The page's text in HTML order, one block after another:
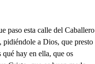
y estaréis vos, y aún la casa, en las Indias Orrentales: yo he de llevar el dinero. Templaos. . No has que templarme, Advertid . Es un bribón, embustero, saltimbanquí. A quién habla infamemente, la espada ha de castigarle Qe, rinde; Ah, pícaro. Tened, oíd, vos causasteis este riesgo: vuestras cosas, Don Juan, son intolerables. Qué también me reñís vos? pues vos habéis de fiarme. Yo fiaros? un demonio. Toma, bribón, esa clave. Pues, diablo, yo que te he hecho, Tened, no se mueva nadie: a señor Don Aniceto, Qué tenemos? Qué galante! para que no pongáis duda en que yo mañana os pague, hay quien quiera fiador salir de deuda tan grande. Como a mí se me asegure, me convengo. . Pues constante palabra os dos. . Esperad, que para dificultades ma ores os busco yo, y no quiero malograrle, a quien sé que tadro debo, la ga lantería, que hace por mí el señor Don Antonio. Qué irá a decir? Dios me saque de tu boca. Fiador mío asegura ahora que sale. Yo, pues, por qué causa había de no estar de ese dictamen? Decís esto? . Claro está. Y que haréis luego pagarle a este hidalgo? . Ya se ve. Pues Don Diego, yo esta tarde iré a casa de Laura bella, que allí quedó en aguardarme Seráfina: vos ya oís, . lo que Don Antonio sabe hacer por nuestra amistad, seguidle hoy, y no dejarle hasta que os haga un papel; y si esto no se lograre, ad a mi casa, que ofrezco, por cuanto puede jurarse, teneros en esta mano el dinero, y entregarle. Sienta Palacio, iré con vos. . Mi planta me vale, que sino, volaba el cuento. Don Antonio, si gustaréis, esta tarde, a Serafina iremos a ver. Me place. Vaya Uña, seo matón. Oye, no sea badulaque. C. Puesto, señor Don Antonio, que a este embustero fiasteis, y me habéis sacado de él, hacedme, a un plazo amigable, un papel, que esperaré; y cuando queráis pagarme, me pagaréis. . A esta mano. Qué vivís en esa calle hacia la red? . Muy bien puede. Bien puede? qué disparate. queréis que os vaya sirviendo? Eso sí. . Podré cansarme? Bueno está. Qué es esto? este hombre lo que se dice no sabe: vamos, y el papel haréis. Eso no. . Pues no ha un instante, que me dijiste que sí? Paseusted. . Virgen del Carme, que me he de volver el juicio, habrá Mago más infame? El fiador está insensato; el principal no hay hallarle: pues aunque de Serafina, con quien estoy hecho un áspid de amor, no vea hoy el restro, con quien familiar me hacen las agencias de Dor Sancho, su hermano, no he de soltarle, y me ha de hacer diez papeles, o he de volver a que acabe mi venganza con el perro, que de esta fuerte me trae: Vamos señor. . Ocho van. Por el papel? . No cabales, Dónde vivís? . Ya se ve. Estara cerca? . A la taade. Qué tarde? . S. Señería. Qué Señoría? . Es un Ángel, Me dais el pepel? . Mirad, yo estimo las Dignidades, señor Canonigo, mucho, y empeñado ya en el lance, habéis de ser Arcediano, o esta oreja he de cortarme. . Llévose el diablo el dinero, la casa, y más adelante, que este Magno me ha trocado, a este el juicio, a mí el talle: diez mil fartas de demonios con el tal Espina carguen. La carta que Serafina me dio ayer, esto contiene, y viendo que me conviene, a ejecutarlo me inclina el ser ya razón, que estado tomes, y a tu bien se atienda. Si Don Sancho tiene hacienda, poco importa el ser Soldado, que la guerra dejará luego que case contigo. Qué Seráfina conmigo obre así. . Bien quedará Don Diego. . Primero es él, que padre, ni conventencia. No me respondes? . Licencia me has de dar (pena cruel!) de que lo piense, señor, que esto de elegir marido, no es para no discurrido con cordura, y con temor. La obediencia lo atropella todo, y luego amor inclina, Lo dice eso Serafina? pues di que se case ella. Es buen agradecimiento, y premio de su amistad, cuando por su vecindad nos ha venido este aumento? Qué puede obligarla, di, sino el amor que te tiene, a el logro que te previene? Qué eso es por quererme a mí? Pues no se ve? . Ya se ve; pero, hablando verdad, yo, a quien ni via ni me vio jamás, él si le daré? Qué dices? Que esto es verdad. Tú lo mirarás mejor. Quién bien casa es el amor. Qué es amor? qué liviandad! qué traición! qué ligereza. Casaraste, vive el Cielo, que pretender un mozuelo, que preciado de belleza, jam